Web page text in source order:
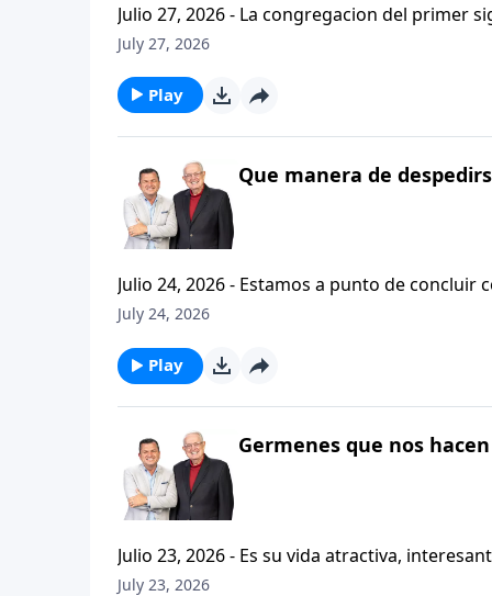
Julio 27, 2026 - La congregacion del primer
interpersonales cristianas y genuinas. Se afirmaban mutuamente. Daban cuentas de si mismos unos con
que significa desarrollar relaciones
July 27, 2026
Play
Que manera de
Julio 24, 2026 - Estamos a punto de
tesalonicenses titulado: Cristianismo Contagioso. En este escrito vemos una despedida franca. En
a sus hijos espirituales con una bendicion
July 24, 2026
Play
Germenes que nos
Julio 23, 2026 - Es su vida atractiva, interesante o contagiosa? Bienvenido a
Carlos A. Zazueta. Actualmente estamos estudiando la primera carta a los Tesalonicenses, con esta serie
July 23, 2026